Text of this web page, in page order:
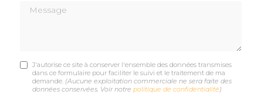
Message
J'autorise ce site à conserver l'ensemble des données transmises
dans ce formulaire pour faciliter le suivi et le traitement de ma
demande. (Aucune exploitation commerciale ne sera faite des
données conservées. Voir notre politique de confidentialité )